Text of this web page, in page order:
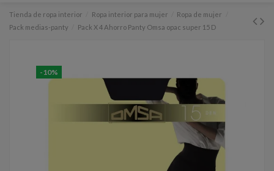
Tienda de ropa interior Ropa interior para mujer
Ropa de mujer
Pack medias-panty
Pack X 4 Ahorro Panty Omsa opac super 15 D
-10%